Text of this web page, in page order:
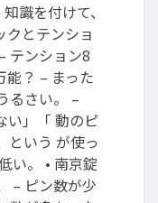
識を付けて、
クとテンショ
テンション8
能？ – まった
るさい。 –
い」「 動のピ
という が使っ
い。 • 南京錠
– ピン数が少